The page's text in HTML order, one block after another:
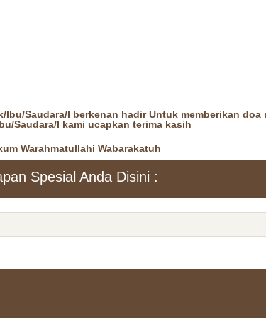
Saudara/I berkenan hadir Untuk memberikan
Saudara/I kami ucapkan terima kasih
Warahmatullahi Wabarakatuh
Spesial Anda Disini :